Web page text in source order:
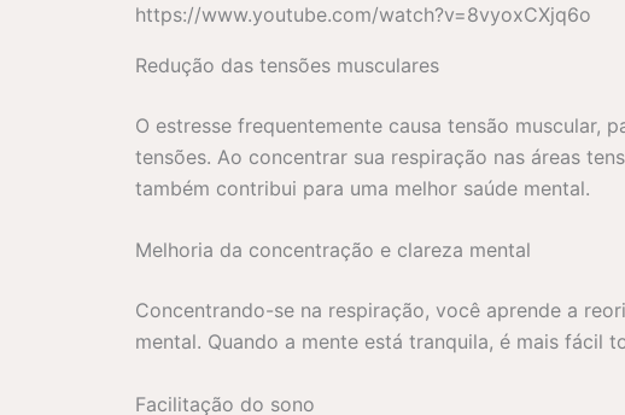
https://www.youtube.com/watch?v=8vyoxCXjq6o
Redução das tensões musculares
O estresse frequentemente causa tensão muscular,
tensões. Ao concentrar sua respiração nas áreas
também contribui para uma melhor saúde mental.
Melhoria da concentração e clareza mental
Concentrando-se na respiração, você aprende a
mental. Quando a mente está tranquila, é mais fácil
Facilitação do sono